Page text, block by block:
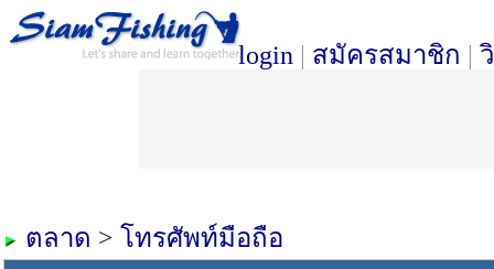
login | สมัครสมาชิก |
ตลาด > โทรศัพท์มือถือ